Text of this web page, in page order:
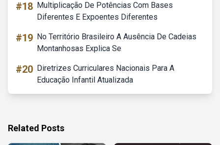
#18 Multiplicação De Potências Com Bases
Diferentes E Expoentes Diferentes
#19 No Território Brasileiro A Ausência De Cadeias
Montanhosas Explica Se
#20 Diretrizes Curriculares Nacionais Para A
Educação Infantil Atualizada
Related Posts